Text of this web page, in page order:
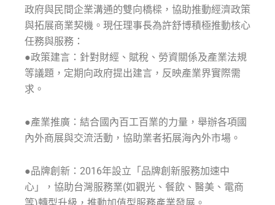
政府與民間企業溝通的雙向橋樑，協助推動經濟政策
與拓展商業契機。現任理事長為許舒博積極推動核心
任務與服務：
●政策建言：針對財經、賦稅、勞資關係及產業法規
等議題，定期向政府提出建言，反映產業界實際需
求。
●產業推廣：結合國內百工百業的力量，舉辦各項國
內外商展與交流活動，協助業者拓展海內外市場。
●品牌創新：2016年設立「品牌創新服務加速中
心」，協助台灣服務業(如觀光、餐飲、醫美、電商